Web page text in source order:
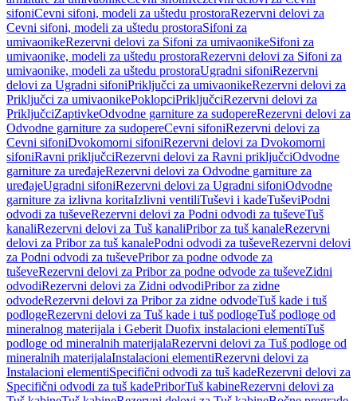
sifoniCevni sifoni, modeli za uštedu prostoraRezervni delovi za
Cevni sifoni, modeli za uštedu prostoraSifoni za
umivaonikeRezervni delovi za Sifoni za umivaonikeSifoni za
umivaonike, modeli za uštedu prostoraRezervni delovi za Sifoni za
umivaonike, modeli za uštedu prostoraUgradni sifoniRezervni
delovi za Ugradni sifoniPriključci za umivaonikeRezervni delovi za
Priključci za umivaonikePoklopciPriključciRezervni delovi za
PriključciZaptivkeOdvodne garniture za sudopereRezervni delovi za
Odvodne garniture za sudopereCevni sifoniRezervni delovi za
Cevni sifoniDvokomorni sifoniRezervni delovi za Dvokomorni
sifoniRavni priključciRezervni delovi za Ravni priključciOdvodne
garniture za uređajeRezervni delovi za Odvodne garniture za
uređajeUgradni sifoniRezervni delovi za Ugradni sifoniOdvodne
garniture za izlivna koritaIzlivni ventiliTuševi i kadeTuševiPodni
odvodi za tuševeRezervni delovi za Podni odvodi za tuševeTuš
kanaliRezervni delovi za Tuš kanaliPribor za tuš kanaleRezervni
delovi za Pribor za tuš kanalePodni odvodi za tuševeRezervni delovi
za Podni odvodi za tuševePribor za podne odvode za
tuševeRezervni delovi za Pribor za podne odvode za tuševeZidni
odvodiRezervni delovi za Zidni odvodiPribor za zidne
odvodeRezervni delovi za Pribor za zidne odvodeTuš kade i tuš
podlogeRezervni delovi za Tuš kade i tuš podlogeTuš podloge od
mineralnog materijala i Geberit Duofix instalacioni elementiTuš
podloge od mineralnih materijalaRezervni delovi za Tuš podloge od
mineralnih materijalaInstalacioni elementiRezervni delovi za
Instalacioni elementiSpecifični odvodi za tuš kadeRezervni delovi za
Specifični odvodi za tuš kadePriborTuš kabineRezervni delovi za